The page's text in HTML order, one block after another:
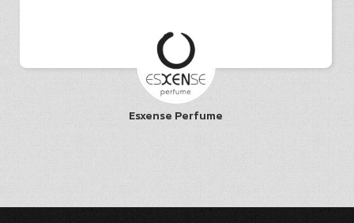
Esxense Perfume